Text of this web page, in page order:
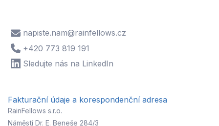
napiste.nam@rainfellows.cz
+420 773 819 191
Sledujte nás na LinkedIn
Fakturační údaje a korespondenční adresa
RainFellows s.r.o.
Náměstí Dr. E. Beneše 284/3